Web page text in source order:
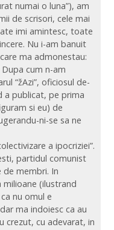
numai o luna”), am
de scrisori, cele mai
imi amintesc, toate
Nu i-am banuit
ma admonestau:
Dupa cum n-am
“žAzi”, oficiosul de-
a publicat, pe prima
si eu) de
ni-se sa ne
a ipocriziei”.
partidul comunist
de membri. In
milioane (ilustrand
nu omul e
ma indoiesc ca au
crezut, cu adevarat, in